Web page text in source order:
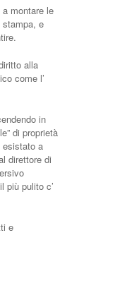
montare le
e
alla
come l’
in
di proprietà
esistato a
direttore di
più pulito c’
e